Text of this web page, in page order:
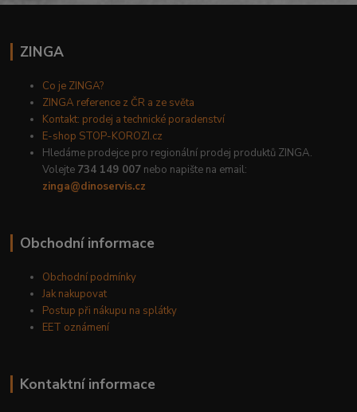
ZINGA
Co je ZINGA?
ZINGA reference z ČR a ze světa
Kontakt: prodej a technické poradenství
E-shop STOP-KOROZI.cz
Hledáme prodejce pro regionální prodej produktů ZINGA.
Volejte 734 149 007 nebo napište na email:
zinga@dinoservis.cz
Obchodní informace
Obchodní podmínky
Jak nakupovat
Postup při nákupu na splátky
EET oznámení
Kontaktní informace